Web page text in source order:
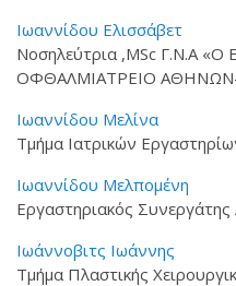
Ιωαννίδου Ελισσάβετ
Νοσηλεύτρια ,MSc Γ.Ν.Α «Ο ΕΥΑΓΓΕΛΙΣΜΟΣ-
ΟΦΘΑΛΜΙΑΤΡΕΙΟ
Ιωαννίδου Μελίνα
Τμήμα Ιατρικών
Ιωαννίδου Μελπομένη
Εργαστηριακός Συνεργάτης
Ιωάννοβιτς Ιωάννης
Τμήμα Πλαστικής